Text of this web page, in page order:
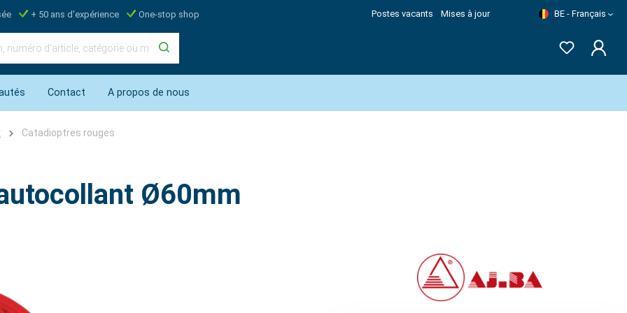
+ 50 ans d'expérience One-stop shop Postes vacants Mises à jour BE - Français
Contact A propos de nous
Catadioptres rouges
Ø60mm